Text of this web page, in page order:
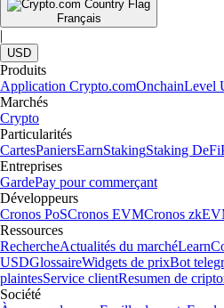
Français
|
USD
Produits
Application Crypto.comOnchainLevel
Marchés
Crypto
Particularités
CartesPaniersEarnStakingStaking DeFi
Entreprises
GardePay pour commerçant
Développeurs
Cronos PoSCronos EVMCronos
Ressources
RechercheActualités du marchéLearn
USDGlossaireWidgets de prixBot
plaintesService clientResumen de
Société